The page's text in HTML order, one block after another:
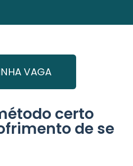
VAGA
certo
de se